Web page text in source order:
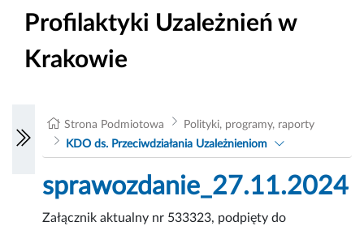
Profilaktyki Uzależnień w
Krakowie
Strona Podmiotowa
Polityki, programy, raporty
KDO ds. Przeciwdziałania Uzależnieniom
sprawozdanie_27.11.2024
Załącznik aktualny nr 533323, podpięty do